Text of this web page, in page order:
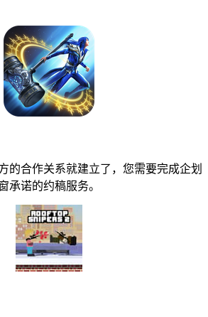
合作关系就建立了，您需要完成企划
承诺的约稿服务。